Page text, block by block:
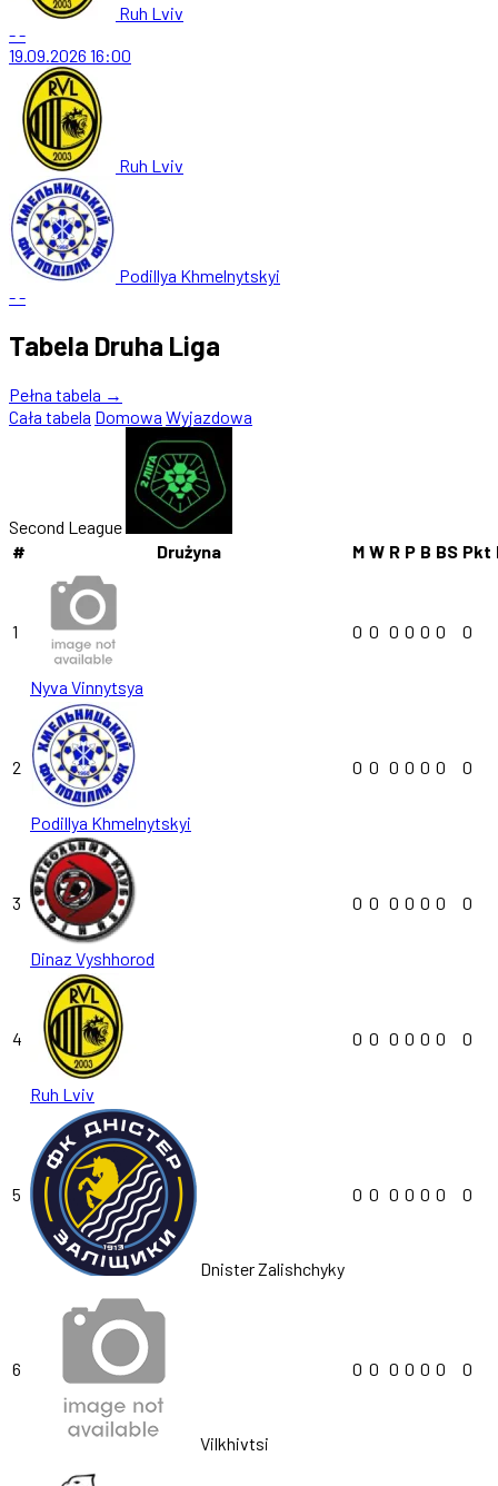
Ruh Lviv
--
19.09.2026 16:00
Ruh Lviv
Podillya Khmelnytskyi
--
Tabela Druha Liga
Pełna tabela →
Cała tabela Domowa Wyjazdowa
Second League
#
Drużyna M W R P B BS Pkt
1
Nyva Vinnytsya
0 0 0 0 0 0 0
2
Podillya Khmelnytskyi
0 0 0 0 0 0 0
3
Dinaz Vyshhorod
0 0 0 0 0 0 0
4
Ruh Lviv
0 0 0 0 0 0 0
5
Dnister Zalishchyky
0 0 0 0 0 0 0
6
Vilkhivtsi
0 0 0 0 0 0 0